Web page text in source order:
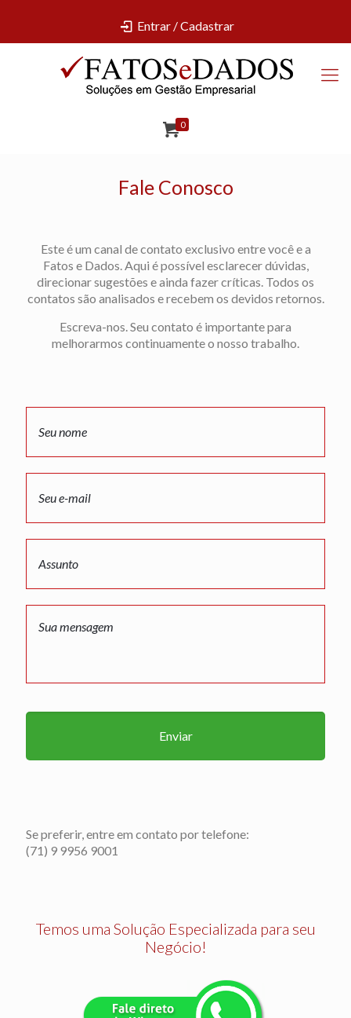
Entrar / Cadastrar
0
Fale Conosco
Este é um canal de contato exclusivo entre você e a
Fatos e Dados. Aqui é possível esclarecer dúvidas,
direcionar sugestões e ainda fazer críticas. Todos os
contatos são analisados e recebem os devidos retornos.
Escreva-nos. Seu contato é importante para
melhorarmos continuamente o nosso trabalho.
Se preferir, entre em contato por telefone:
(71) 9 9956 9001
Temos uma Solução Especializada para seu
Negócio!